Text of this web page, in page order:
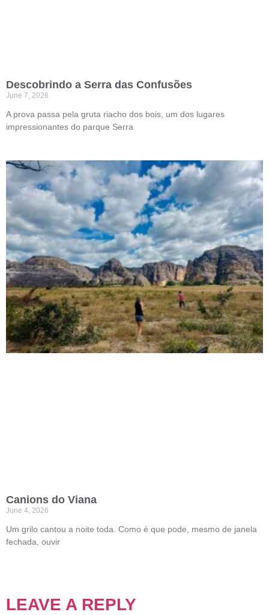
Descobrindo a Serra das Confusões
June 7, 2026
A prova passa pela gruta riacho dos bois, um dos lugares
impressionantes do parque Serra
Canions do Viana
June 4, 2026
Um grilo cantou a noite toda. Como é que pode, mesmo de janela
fechada, ouvir
LEAVE A REPLY